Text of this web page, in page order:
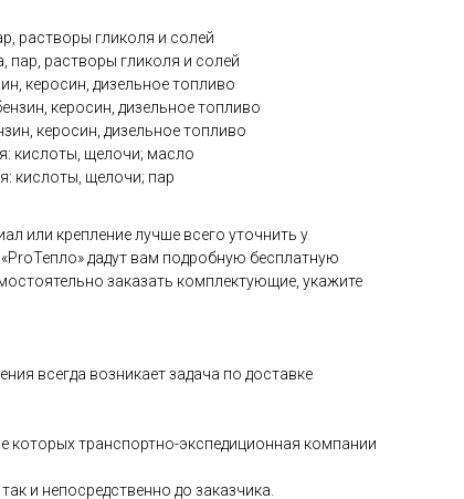
растворы гликоля и солей
пар, растворы гликоля и солей
керосин, дизельное топливо
керосин, дизельное топливо
керосин, дизельное топливо
кислоты, щелочи; масло
кислоты, щелочи; пар
или крепление лучше всего уточнить у
дадут вам подробную бесплатную
заказать комплектующие, укажите
всегда возникает задача по доставке
которых транспортно-экспедиционная компании
и непосредственно до заказчика.